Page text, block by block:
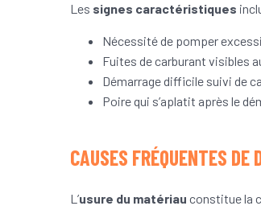
Les signes caractéristiques
Nécessité de pomper
Fuites de carburant visibles
Démarrage difficile suivi de
Poire qui s’aplatit après le
CAUSES FRÉQUENTES DE
L’usure du matériau constitue la